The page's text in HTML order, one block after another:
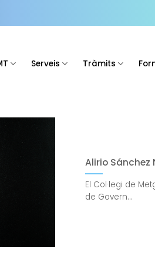
Serveis Tràmits
Alirio Sánchez
El Col·legi de
de Govern...